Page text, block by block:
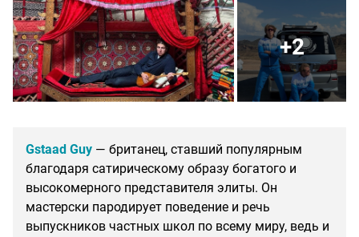
+2
Gstaad Guy — британец, ставший популярным
благодаря сатирическому образу богатого и
высокомерного представителя элиты. Он
мастерски пародирует поведение и речь
выпускников частных школ по всему миру, ведь и